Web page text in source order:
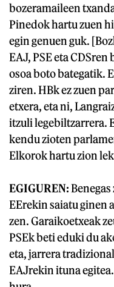
bozeramaileen
Pinedok hartu zuen
egin genuen guk.
EAJ, PSE eta
osoa boto bategatik.
ziren. HBk ez zuen
etxera, eta ni,
itzuli legebiltzarrera.
kendu zioten
Elkorok hartu zion
EGIGUREN:
EErekin saiatu ginen
zen. Garaikoetxeak
PSEk beti eduki du
eta, jarrera
EAJrekin ituna